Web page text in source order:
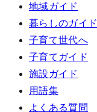
地域ガイド
暮らしのガイド
子育て世代へ
子育てガイド
施設ガイド
用語集
よくある質問